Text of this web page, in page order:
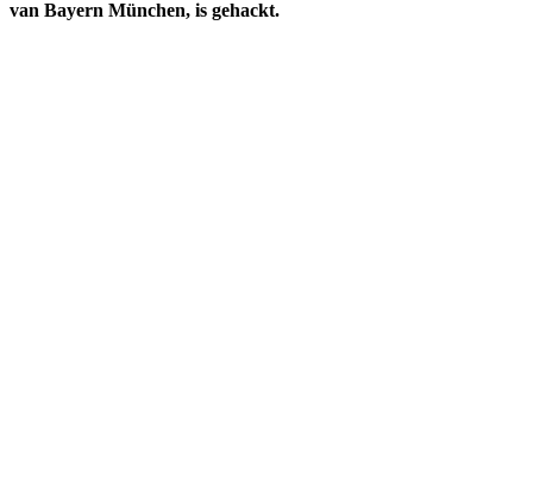
van Bayern München, is gehackt.